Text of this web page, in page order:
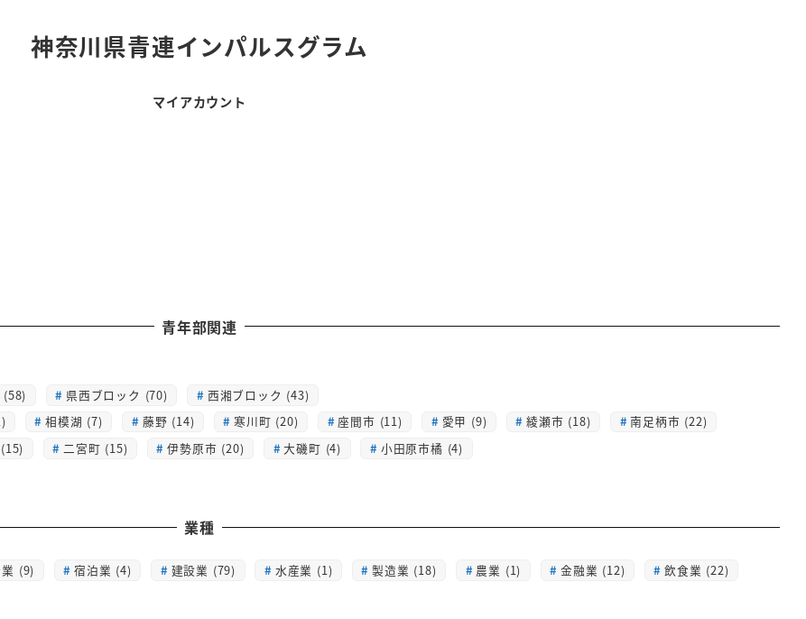
神奈川県青連インパルスグラム
マイアカウント
青年部関連
県西ブロック (70)
西湘ブロック (43)
相模湖 (7) 藤野 (14) 寒川町 (20) 座間市 (11) 愛甲 (9) 綾瀬市 (18)
南足柄市 (22)
二宮町 (15) 伊勢原市 (20) 大磯町 (4)
小田原市橘 (4)
業種
(9) 宿泊業 (4) 建設業 (79) 水産業 (1) 製造業 (18) 農業 (1) 金融業 (12)
飲食業 (22)